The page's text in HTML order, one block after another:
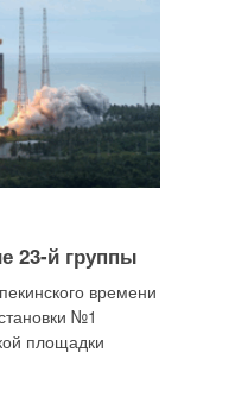
23-й группы
времени
№1
площадки